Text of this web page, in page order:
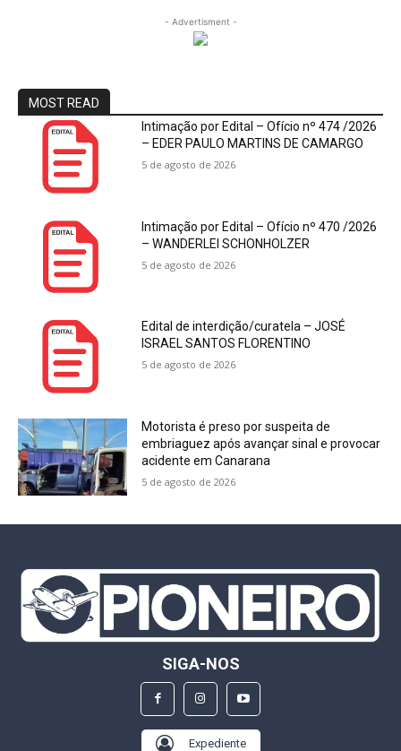
- Advertisment -
MOST READ
Intimação por Edital – Ofício nº 474 /2026
– EDER PAULO MARTINS DE CAMARGO
5 de agosto de 2026
Intimação por Edital – Ofício nº 470 /2026
– WANDERLEI SCHONHOLZER
5 de agosto de 2026
Edital de interdição/curatela – JOSÉ
ISRAEL SANTOS FLORENTINO
5 de agosto de 2026
Motorista é preso por suspeita de
embriaguez após avançar sinal e provocar
acidente em Canarana
5 de agosto de 2026
SIGA-NOS
Expediente